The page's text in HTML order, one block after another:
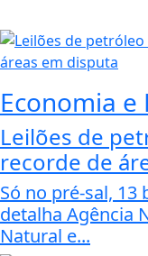
Economia e
Leilões de
recorde de
Só no pré-sal, 13
detalha Agência
Natural e...